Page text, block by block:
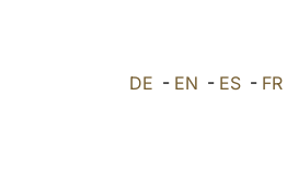
DE - EN - ES - FR